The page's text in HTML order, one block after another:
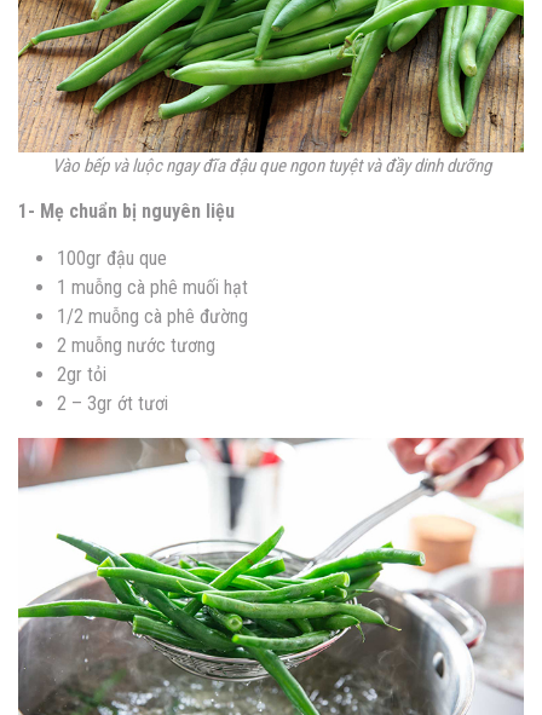
Vào bếp và luộc ngay đĩa đậu que ngon tuyệt và đầy dinh dưỡng
1- Mẹ chuẩn bị nguyên liệu
100gr đậu que
1 muỗng cà phê muối hạt
1/2 muỗng cà phê đường
2 muỗng nước tương
2gr tỏi
2 – 3gr ớt tươi